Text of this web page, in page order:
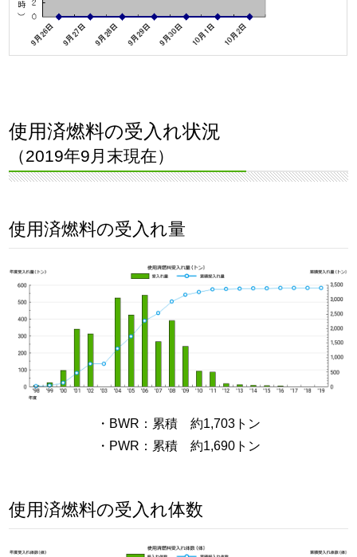
使用済燃料の受入れ状況
（2019年9月末現在）
使用済燃料の受入れ量
・BWR：累積 約1,703トン
・PWR：累積 約1,690トン
使用済燃料の受入れ体数